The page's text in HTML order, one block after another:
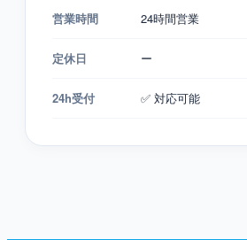
営業時間 24時間営業
定休日 ー
24h受付 ✅ 対応可能